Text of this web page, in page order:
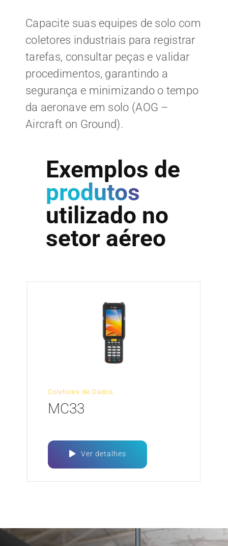
Capacite suas equipes de solo com
coletores industriais para registrar
tarefas, consultar peças e validar
procedimentos, garantindo a
segurança e minimizando o tempo
da aeronave em solo (AOG –
Aircraft on Ground).
Exemplos de
produtos
utilizado no
setor aéreo
Coletores de Dados
MC33
Ver detalhes